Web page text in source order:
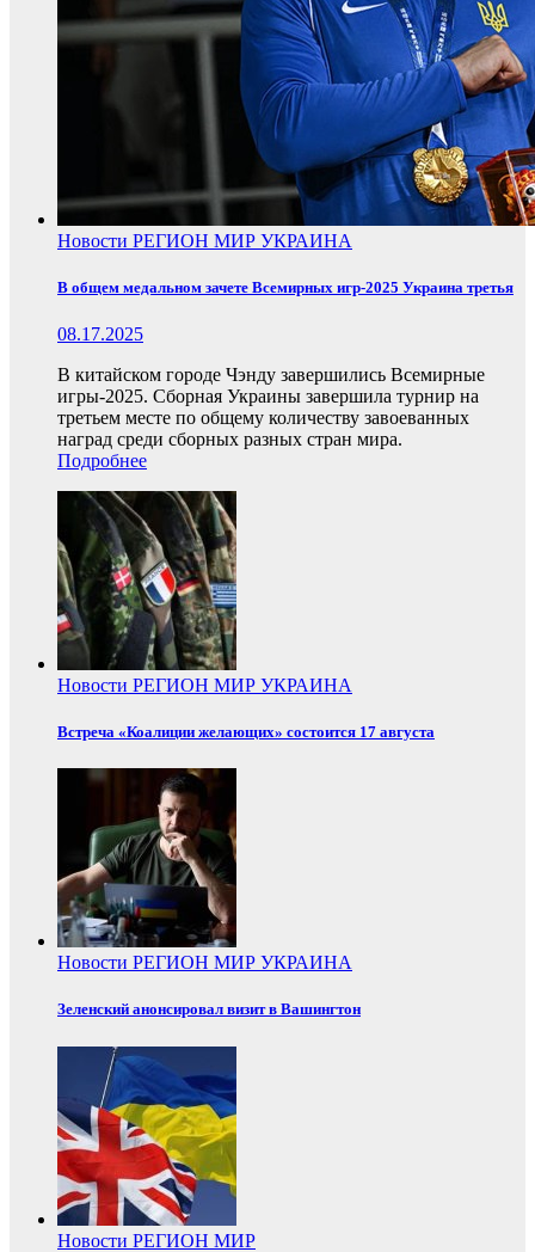
Новости РЕГИОН МИР УКРАИНА
В общем медальном зачете Всемирных игр-2025 Украина третья
08.17.2025
В китайском городе Чэнду завершились Всемирные
игры-2025. Сборная Украины завершила турнир на
третьем месте по общему количеству завоеванных
наград среди сборных разных стран мира.
Подробнее
Новости РЕГИОН МИР УКРАИНА
Встреча «Коалиции желающих» состоится 17 августа
Новости РЕГИОН МИР УКРАИНА
Зеленский анонсировал визит в Вашингтон
Новости РЕГИОН МИР